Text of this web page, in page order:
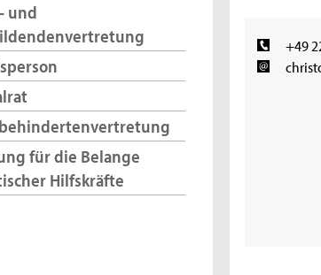
und
für die Belange
Hilfskräfte
+49